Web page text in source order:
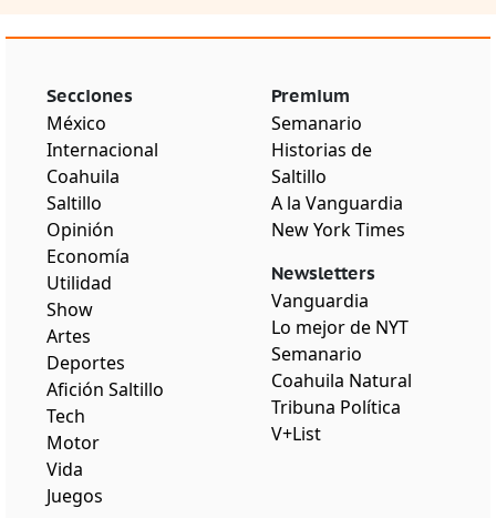
Secciones
México
Internacional
Coahuila
Saltillo
Opinión
Economía
Utilidad
Show
Artes
Deportes
Afición Saltillo
Tech
Motor
Vida
Juegos
Premium
Semanario
Historias de
Saltillo
A la Vanguardia
New York Times
Newsletters
Vanguardia
Lo mejor de NYT
Semanario
Coahuila Natural
Tribuna Política
V+List